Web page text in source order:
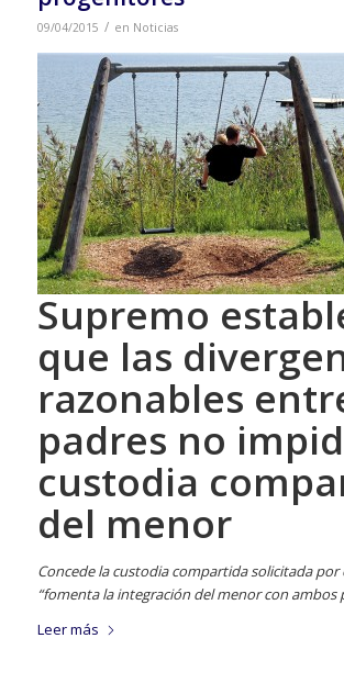
09/04/2015 / en Noticias
Supremo
que las
razonables
padres no
custodia
del menor
Concede la custodia compartida solicitada
“fomenta la integración del menor con ambos
Leer más